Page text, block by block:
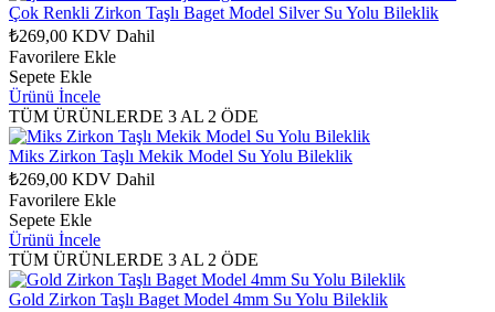
Çok Renkli Zirkon Taşlı Baget Model Silver Su Yolu Bileklik
₺269,00 KDV Dahil
Favorilere Ekle
Sepete Ekle
Ürünü İncele
TÜM ÜRÜNLERDE 3 AL 2 ÖDE
Miks Zirkon Taşlı Mekik Model Su Yolu Bileklik
₺269,00 KDV Dahil
Favorilere Ekle
Sepete Ekle
Ürünü İncele
TÜM ÜRÜNLERDE 3 AL 2 ÖDE
Gold Zirkon Taşlı Baget Model 4mm Su Yolu Bileklik